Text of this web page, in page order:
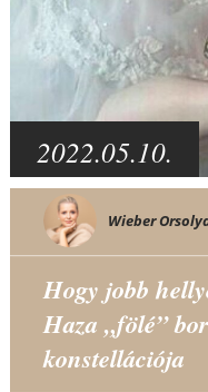
2022.05.10.
Wieber
Hogy jobb
Haza „fölé”
konstellációja